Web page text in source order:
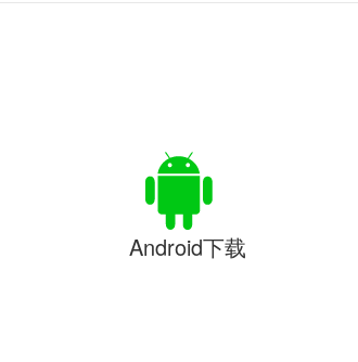
Android下载